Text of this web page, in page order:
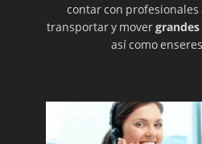
contar con
transportar y mover
así como